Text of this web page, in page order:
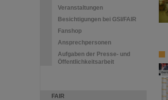
Veranstaltungen
Besichtigungen bei GSI/FAIR
Fanshop
Ansprechpersonen
Aufgaben der Presse- und
Öffentlichkeitsarbeit
FAIR